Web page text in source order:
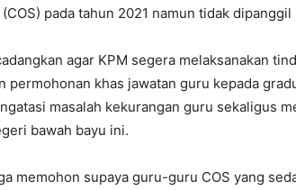
pada tahun 2021 namun tidak
agar KPM segera melaksanakan
permohonan khas jawatan guru kepada
masalah kekurangan guru sekaligus
bawah bayu ini.
memohon supaya guru-guru COS yang